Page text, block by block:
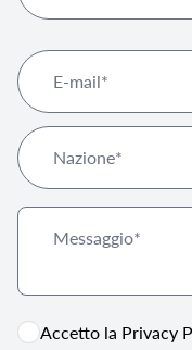
Accetto la Privacy